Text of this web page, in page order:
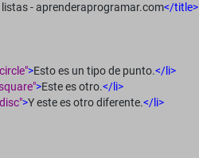
listas - aprenderaprogramar.com</title>
>Esto es un tipo de punto.</li>
>Este es otro.</li>
>Y este es otro diferente.</li>